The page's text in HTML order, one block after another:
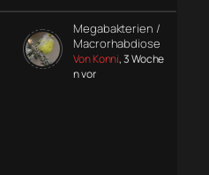
Megabakterien /
Macrorhabdiose
Von Konni, 3 Woche
n vor